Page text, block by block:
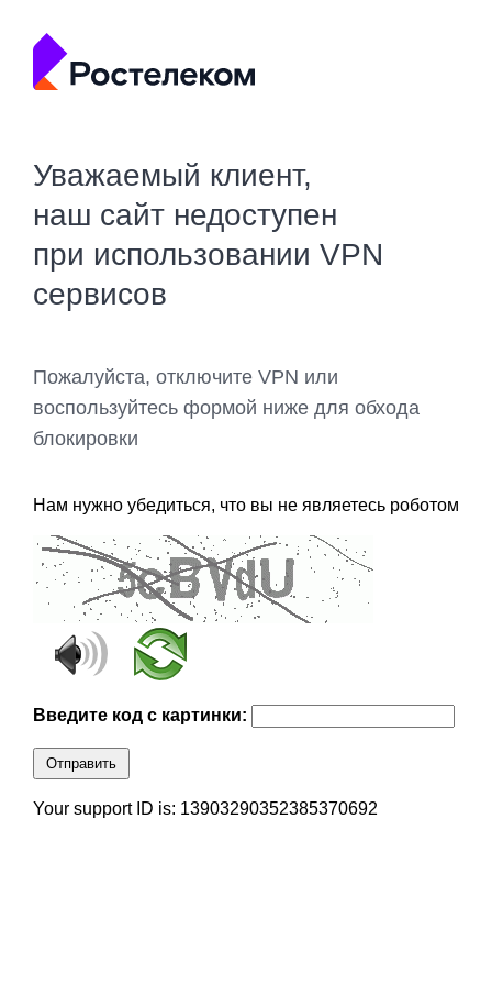
Уважаемый клиент,
наш сайт недоступен
при использовании VPN
сервисов
Пожалуйста, отключите VPN или
воспользуйтесь формой ниже для обхода
блокировки
Нам нужно убедиться, что вы не являетесь роботом
Введите код с картинки:
Отправить
Your support ID is: 13903290352385370692